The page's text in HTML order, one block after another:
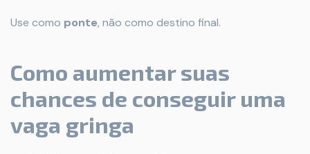
Use como ponte, não como destino final.
Como aumentar suas
chances de conseguir uma
vaga gringa